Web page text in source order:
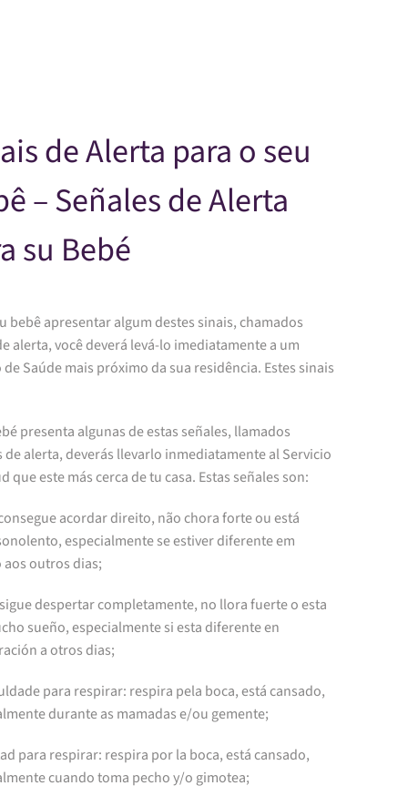
de Alerta para o seu
– Señales de Alerta
su Bebé
bebê apresentar algum destes sinais, chamados
alerta, você deverá levá-lo imediatamente a um
de Saúde mais próximo da sua residência. Estes sinais
presenta algunas de estas señales, llamados
de alerta, deverás llevarlo inmediatamente al Servicio
que este más cerca de tu casa. Estas señales son:
acordar direito, não chora forte ou está
especialmente se estiver diferente em
aos outros dias;
despertar completamente, no llora fuerte o esta
sueño, especialmente si esta diferente en
a otros dias;
para respirar: respira pela boca, está cansado,
durante as mamadas e/ou gemente;
para respirar: respira por la boca, está cansado,
cuando toma pecho y/o gimotea;